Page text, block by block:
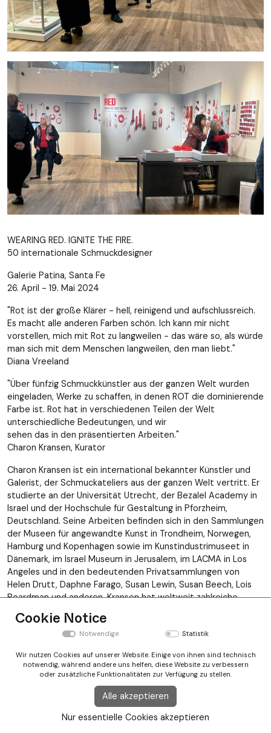
WEARING RED. IGNITE THE FIRE.
50 internationale Schmuckdesigner
Galerie Patina, Santa Fe
26. April - 19. Mai 2024
"Rot ist der große Klärer - hell, reinigend und aufschlussreich.
Es macht alle anderen Farben schön. Ich kann mir nicht
vorstellen, mich mit Rot zu langweilen - das wäre so, als würde
man sich mit dem Menschen langweilen, den man liebt."
Diana Vreeland
"Über fünfzig Schmuckkünstler aus der ganzen Welt wurden
eingeladen, Werke zu schaffen, in denen ROT die dominierende
Farbe ist. Rot hat in verschiedenen Teilen der Welt
unterschiedliche Bedeutungen, und wir
sehen das in den präsentierten Arbeiten."
Charon Kransen, Kurator
Charon Kransen ist ein international bekannter Künstler und
Galerist, der Schmuckateliers aus der ganzen Welt vertritt. Er
studierte an der Universität Utrecht, der Bezalel Academy in
Israel und der Hochschule für Gestaltung in Pforzheim,
Deutschland. Seine Arbeiten befinden sich in den Sammlungen
der Museen für angewandte Kunst in Trondheim, Norwegen,
Hamburg und Kopenhagen sowie im Kunstindustrimuseet in
Dänemark, im Israel Museum in Jerusalem, im LACMA in Los
Angeles und in den bedeutenden Privatsammlungen von
Helen Drutt, Daphne Farago, Susan Lewin, Susan Beech, Lois
Boardman und anderen. Kransen hat weltweit zahlreiche
Newsletter Anmeldung
Terms and conditions
Cookie Notice
Notwendige Statistik
Wir nutzen Cookies auf unserer Website. Einige von ihnen sind technisch
notwendig, während andere uns helfen, diese Website zu verbessern
oder zusätzliche Funktionalitäten zur Verfügung zu stellen.
Alle akzeptieren
Nur essentielle Cookies akzeptieren